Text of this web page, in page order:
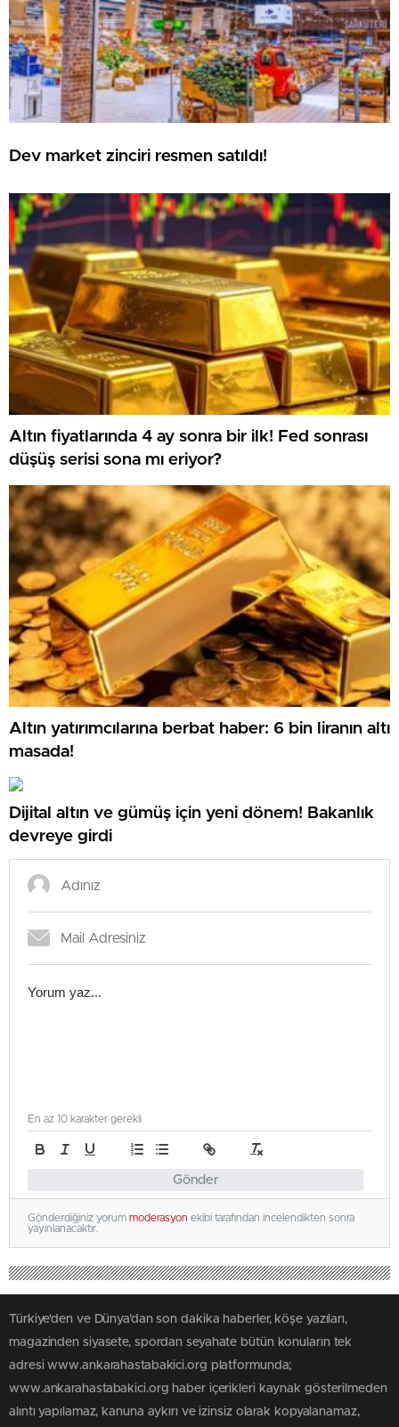
Dev market zinciri resmen satıldı!
Altın fiyatlarında 4 ay sonra bir ilk! Fed sonrası
düşüş serisi sona mı eriyor?
Altın yatırımcılarına berbat haber: 6 bin liranın altı
masada!
Dijital altın ve gümüş için yeni dönem! Bakanlık
devreye girdi
Gönder
En az 10 karakter gerekli
Gönderdiğiniz yorum moderasyon ekibi tarafından incelendikten sonra
yayınlanacaktır.
Türkiye'den ve Dünya’dan son dakika haberler, köşe yazıları,
magazinden siyasete, spordan seyahate bütün konuların tek
adresi www.ankarahastabakici.org platformunda;
www.ankarahastabakici.org haber içerikleri kaynak gösterilmeden
alıntı yapılamaz, kanuna aykırı ve izinsiz olarak kopyalanamaz,